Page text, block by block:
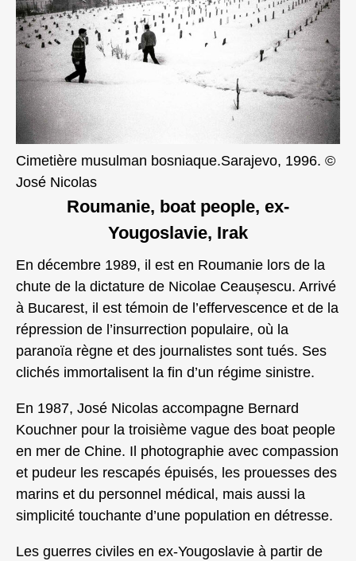
Cimetière musulman bosniaque.Sarajevo, 1996. ©
José Nicolas
Roumanie, boat people, ex-
Yougoslavie, Irak
En décembre 1989, il est en Roumanie lors de la
chute de la dictature de Nicolae Ceaușescu. Arrivé
à Bucarest, il est témoin de l’effervescence et de la
répression de l’insurrection populaire, où la
paranoïa règne et des journalistes sont tués. Ses
clichés immortalisent la fin d’un régime sinistre.
En 1987, José Nicolas accompagne Bernard
Kouchner pour la troisième vague des boat people
en mer de Chine. Il photographie avec compassion
et pudeur les rescapés épuisés, les prouesses des
marins et du personnel médical, mais aussi la
simplicité touchante d’une population en détresse.
Les guerres civiles en ex-Yougoslavie à partir de